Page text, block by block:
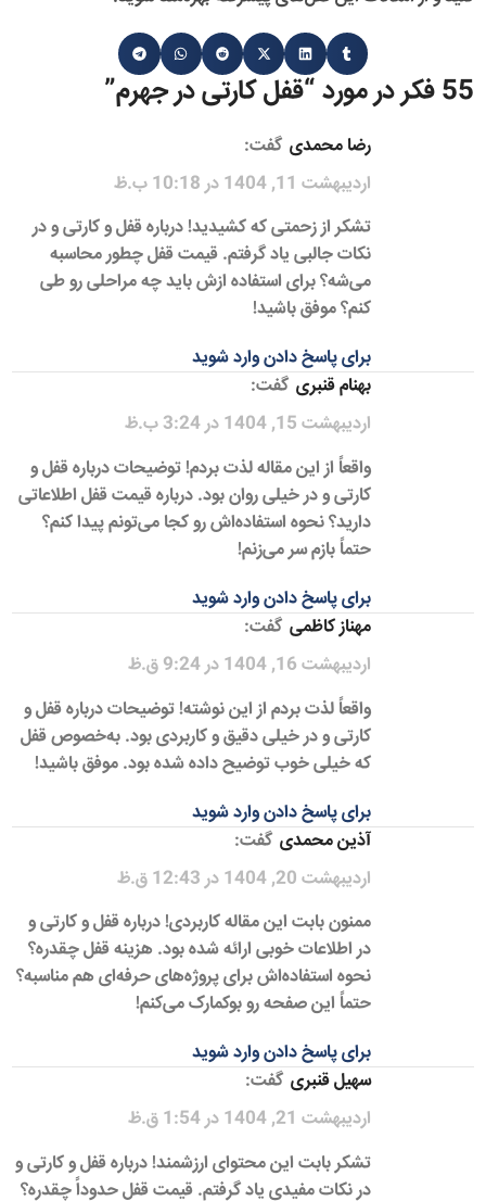
55 فکر در مورد “ قفل کارتی در جهرم”
رضا محمدی گفت:
اردیبهشت 11, 1404 در 10:18 ب.ظ
تشکر از زحمتی که کشیدید! درباره قفل و کارتی و در
نکات جالبی یاد گرفتم. قیمت قفل چطور محاسبه
می‌شه؟ برای استفاده ازش باید چه مراحلی رو طی
کنم؟ موفق باشید!
برای پاسخ دادن وارد شوید
بهنام قنبری گفت:
اردیبهشت 15, 1404 در 3:24 ب.ظ
واقعاً از این مقاله لذت بردم! توضیحات درباره قفل و
کارتی و در خیلی روان بود. درباره قیمت قفل اطلاعاتی
دارید؟ نحوه استفاده‌اش رو کجا می‌تونم پیدا کنم؟
حتماً بازم سر می‌زنم!
برای پاسخ دادن وارد شوید
مهناز کاظمی گفت:
اردیبهشت 16, 1404 در 9:24 ق.ظ
واقعاً لذت بردم از این نوشته! توضیحات درباره قفل و
کارتی و در خیلی دقیق و کاربردی بود. به‌خصوص قفل
که خیلی خوب توضیح داده شده بود. موفق باشید!
برای پاسخ دادن وارد شوید
آذین محمدی گفت:
اردیبهشت 20, 1404 در 12:43 ق.ظ
ممنون بابت این مقاله کاربردی! درباره قفل و کارتی و
در اطلاعات خوبی ارائه شده بود. هزینه قفل چقدره؟
نحوه استفاده‌اش برای پروژه‌های حرفه‌ای هم مناسبه؟
حتماً این صفحه رو بوکمارک می‌کنم!
برای پاسخ دادن وارد شوید
سهیل قنبری گفت:
اردیبهشت 21, 1404 در 1:54 ق.ظ
تشکر بابت این محتوای ارزشمند! درباره قفل و کارتی و
در نکات مفیدی یاد گرفتم. قیمت قفل حدوداً چقدره؟